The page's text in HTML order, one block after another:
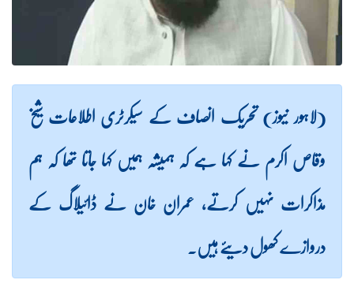
(لاہور نیوز) تحریک انصاف کے سیکرٹری اطلاعات شیخ
وقاص اکرم نے کہا ہے کہ ہمیشہ ہمیں کہا جاتا تھا کہ ہم
مذاکرات نہیں کرتے، عمران خان نے ڈائیلاگ کے
دروازے کھول دیئے ہیں۔